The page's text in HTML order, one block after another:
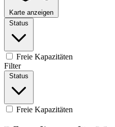
Karte anzeigen
Status
Freie Kapazitäten
Filter
Status
Freie Kapazitäten